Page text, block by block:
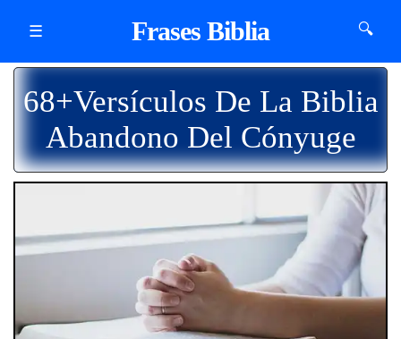
☰ Frases Biblia 🔍
68+Versículos De La Biblia
Abandono Del Cónyuge